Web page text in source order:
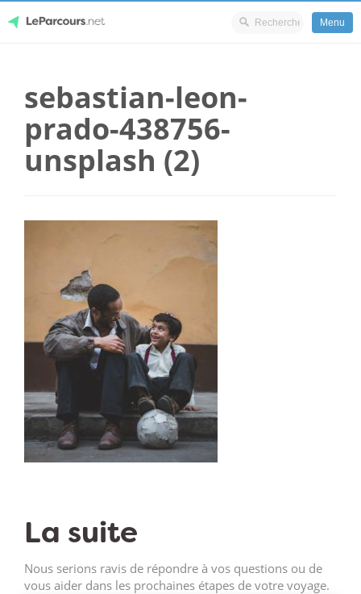
content
Menu
sebastian-leon-
prado-438756-
unsplash (2)
La suite
Nous serions ravis de répondre à vos questions ou de
vous aider dans les prochaines étapes de votre voyage.